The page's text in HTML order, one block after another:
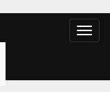
Toggle